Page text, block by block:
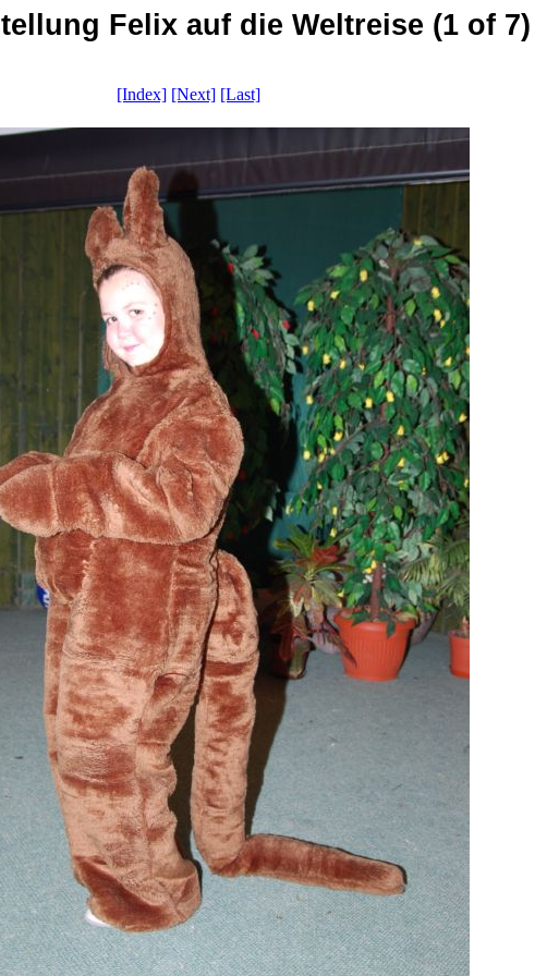
Felix auf die Weltreise (1 of 7)
[Index] [Next] [Last]